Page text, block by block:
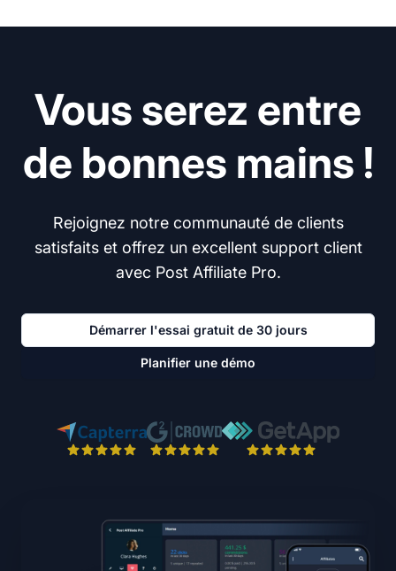
Vous serez entre
de bonnes mains !
Rejoignez notre communauté de clients
satisfaits et offrez un excellent support client
avec Post Affiliate Pro.
Démarrer l'essai gratuit de 30 jours
Planifier une démo